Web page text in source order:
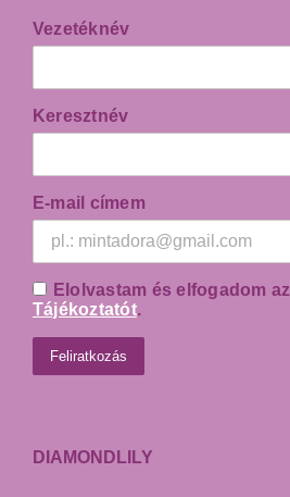
Vezetéknév
Keresztnév
E-mail címem
Elolvastam és elfogadom az
Tájékoztatót.
DIAMONDLILY